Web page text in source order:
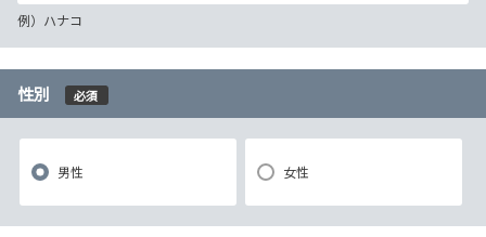
例）ハナコ
性別 必須
男性 女性